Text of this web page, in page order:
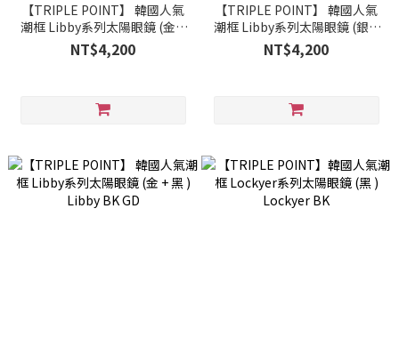
【TRIPLE POINT】 韓國人氣
潮框 Libby系列太陽眼鏡 (金 +
水銀金鏡面 ) Libby A GD ▶ 明
星款
NT$4,200
【TRIPLE POINT】 韓國人氣
潮框 Libby系列太陽眼鏡 (銀 +
水銀鏡面) Libby A SL ▶ 明星款
NT$4,200